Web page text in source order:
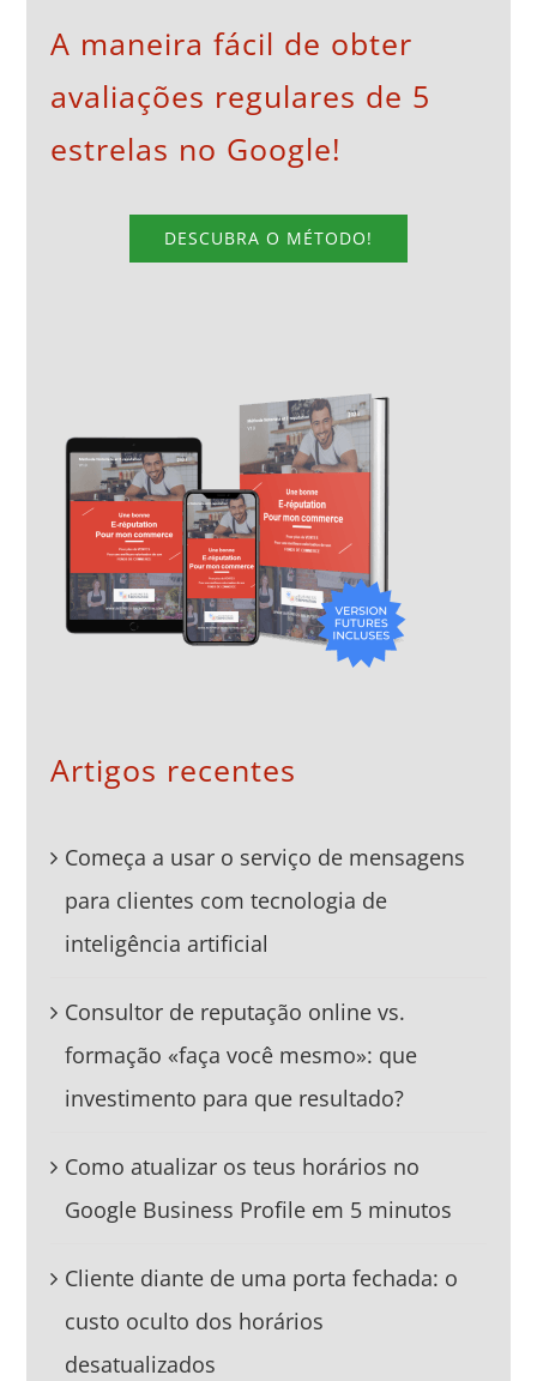
A maneira fácil de obter
avaliações regulares de 5
estrelas no Google!
DESCUBRA O MÉTODO!
Artigos recentes
Começa a usar o serviço de mensagens
para clientes com tecnologia de
inteligência artificial
Consultor de reputação online vs.
formação «faça você mesmo»: que
investimento para que resultado?
Como atualizar os teus horários no
Google Business Profile em 5 minutos
Cliente diante de uma porta fechada: o
custo oculto dos horários
desatualizados